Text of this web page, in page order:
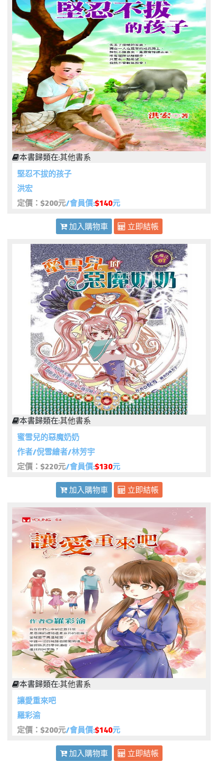
本書歸類在:其他書系
堅忍不拔的孩子
洪宏
定價：$200元/會員價:$140元
加入購物車
立即結帳
本書歸類在:其他書系
蜜雪兒的惡魔奶奶
作者/倪雪繪者/林芳宇
定價：$220元/會員價:$130元
加入購物車
立即結帳
本書歸類在:其他書系
讓愛重來吧
羅彩渝
定價：$200元/會員價:$140元
加入購物車
立即結帳